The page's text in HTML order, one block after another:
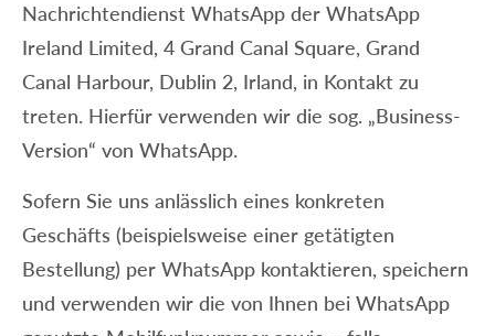
Nachrichtendienst WhatsApp der WhatsApp
Ireland Limited, 4 Grand Canal Square, Grand
Canal Harbour, Dublin 2, Irland, in Kontakt zu
treten. Hierfür verwenden wir die sog. „Business-
Version“ von WhatsApp.
Sofern Sie uns anlässlich eines konkreten
Geschäfts (beispielsweise einer getätigten
Bestellung) per WhatsApp kontaktieren, speichern
und verwenden wir die von Ihnen bei WhatsApp